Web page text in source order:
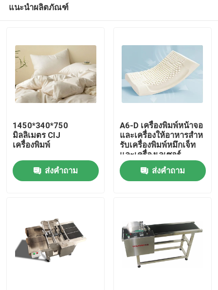
บ้าน
วิดีโอ
แนะนำผลิตภัณฑ์
1450*340*750
มิลลิเมตร CIJ
เครื่องพิมพ์
ส่งคำถาม
A6-D เครื่องพิมพ์หน้าจอ
และเครื่องให้อาหารสําห
รับเครื่องพิมพ์หมึกเจ็ท
และเครื่องเลเซอร์
ส่งคำถาม